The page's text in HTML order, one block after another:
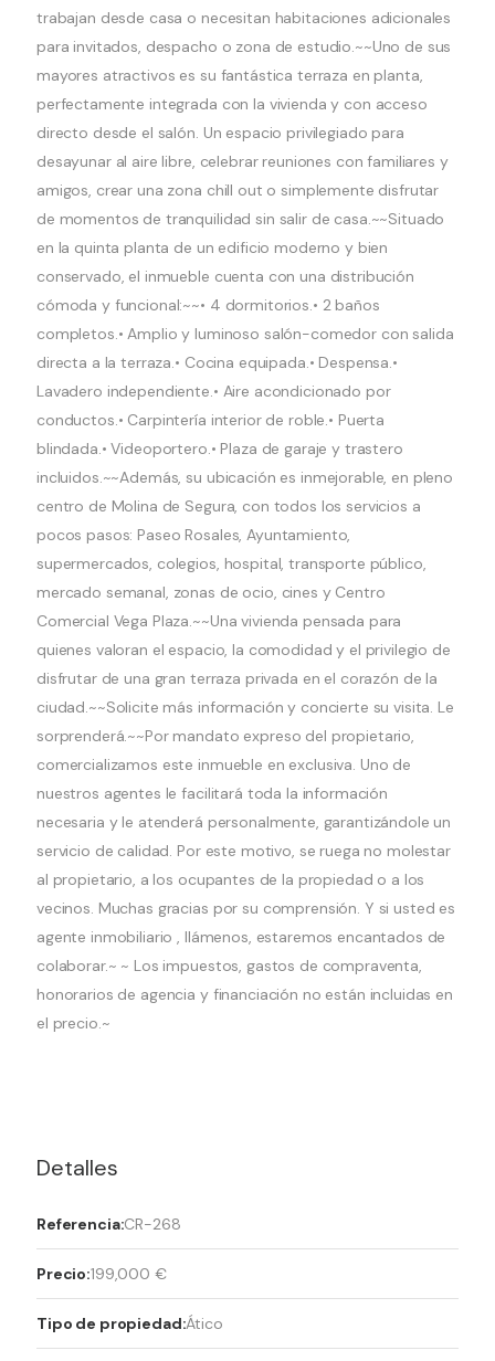
trabajan desde casa o necesitan habitaciones adicionales
para invitados, despacho o zona de estudio.~~Uno de sus
mayores atractivos es su fantástica terraza en planta,
perfectamente integrada con la vivienda y con acceso
directo desde el salón. Un espacio privilegiado para
desayunar al aire libre, celebrar reuniones con familiares y
amigos, crear una zona chill out o simplemente disfrutar
de momentos de tranquilidad sin salir de casa.~~Situado
en la quinta planta de un edificio moderno y bien
conservado, el inmueble cuenta con una distribución
cómoda y funcional:~~• 4 dormitorios.• 2 baños
completos.• Amplio y luminoso salón-comedor con salida
directa a la terraza.• Cocina equipada.• Despensa.•
Lavadero independiente.• Aire acondicionado por
conductos.• Carpintería interior de roble.• Puerta
blindada.• Videoportero.• Plaza de garaje y trastero
incluidos.~~Además, su ubicación es inmejorable, en pleno
centro de Molina de Segura, con todos los servicios a
pocos pasos: Paseo Rosales, Ayuntamiento,
supermercados, colegios, hospital, transporte público,
mercado semanal, zonas de ocio, cines y Centro
Comercial Vega Plaza.~~Una vivienda pensada para
quienes valoran el espacio, la comodidad y el privilegio de
disfrutar de una gran terraza privada en el corazón de la
ciudad.~~Solicite más información y concierte su visita. Le
sorprenderá.~~Por mandato expreso del propietario,
comercializamos este inmueble en exclusiva. Uno de
nuestros agentes le facilitará toda la información
necesaria y le atenderá personalmente, garantizándole un
servicio de calidad. Por este motivo, se ruega no molestar
al propietario, a los ocupantes de la propiedad o a los
vecinos. Muchas gracias por su comprensión. Y si usted es
agente inmobiliario , llámenos, estaremos encantados de
colaborar.~ ~ Los impuestos, gastos de compraventa,
honorarios de agencia y financiación no están incluidas en
el precio.~
Detalles
Referencia:CR-268
Precio:199,000 €
Tipo de propiedad:Ático